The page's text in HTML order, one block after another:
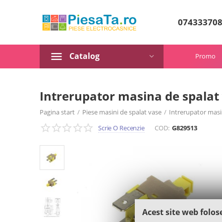
Catalog Promo
Intrerupator masina de spalat
Pagina start / Piese masini de spalat vase / Intrerupator
Scrie O Recenzie
COD: G829513
Acest site web